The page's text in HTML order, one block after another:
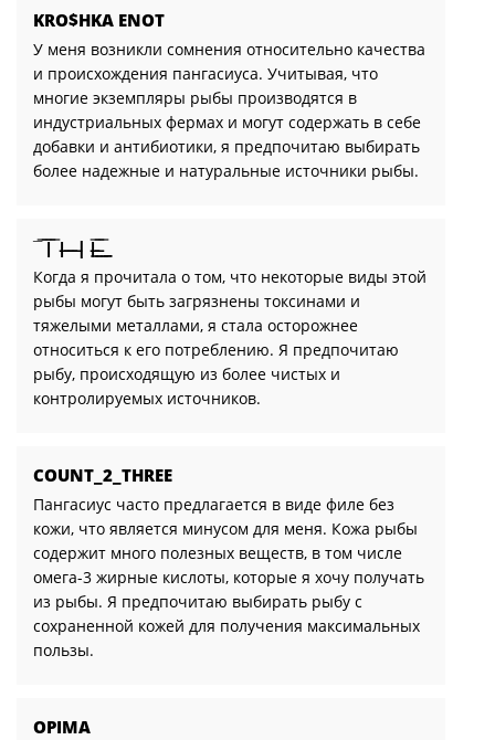
KRO$HKA ENOT
У меня возникли сомнения относительно качества
и происхождения пангасиуса. Учитывая, что
многие экземпляры рыбы производятся в
индустриальных фермах и могут содержать в себе
добавки и антибиотики, я предпочитаю выбирать
более надежные и натуральные источники рыбы.
¯̿ ̿|̿ ̿ |̶ ̶ ̶ ̶| |̶͇̿ ̶͇̿ ͇̿_
Когда я прочитала о том, что некоторые виды этой
рыбы могут быть загрязнены токсинами и
тяжелыми металлами, я стала осторожнее
относиться к его потреблению. Я предпочитаю
рыбу, происходящую из более чистых и
контролируемых источников.
COUNT_2_THREE
Пангасиус часто предлагается в виде филе без
кожи, что является минусом для меня. Кожа рыбы
содержит много полезных веществ, в том числе
омега-3 жирные кислоты, которые я хочу получать
из рыбы. Я предпочитаю выбирать рыбу с
сохраненной кожей для получения максимальных
пользы.
OPIMA